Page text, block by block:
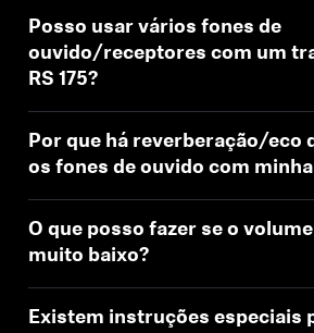
Posso usar vários fones de
ouvido/receptores com um
RS 175?
Por que há reverberação/eco
os fones de ouvido com minha
O que posso fazer se o
muito baixo?
Existem instruções especiais